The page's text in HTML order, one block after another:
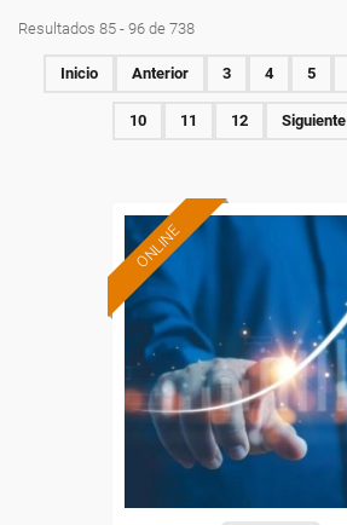
Resultados 85 - 96 de 738
Inicio Anterior 3 4 5
10 11 12 Siguiente
ONLINE
Formación 100%
Para desempleados,
trabajadores y autónomos.
Sector
-Finanzas y Seguros.